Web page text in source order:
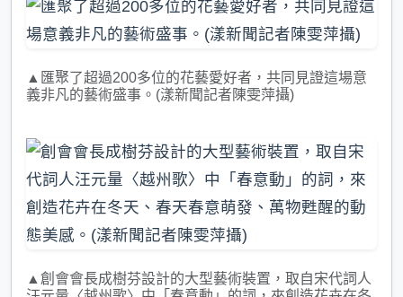
▲匯聚了超過200多位的花藝愛好者，共同見證這場意
義非凡的藝術盛事。(漾新聞記者陳雯萍攝)
▲創會會長成樹芬設計的大型藝術裝置，取自宋代詞人